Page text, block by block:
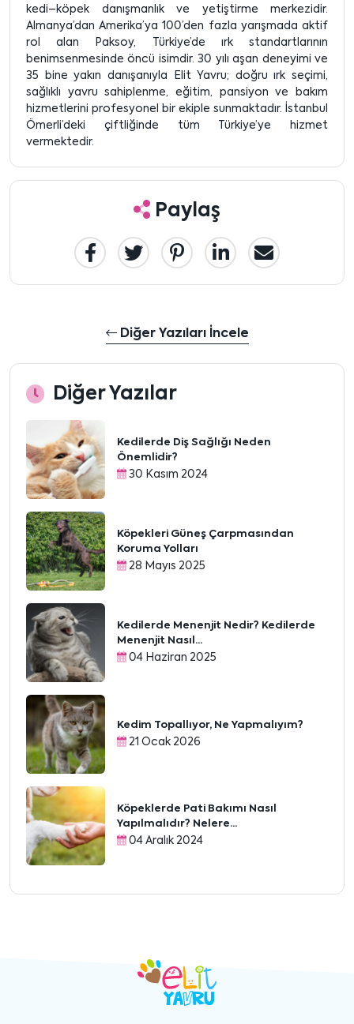
kedi–köpek danışmanlık ve yetiştirme merkezidir.
Almanya’dan Amerika’ya 100’den fazla yarışmada aktif
rol alan Paksoy, Türkiye’de ırk standartlarının
benimsenmesinde öncü isimdir. 30 yılı aşan deneyimi ve
35 bine yakın danışanıyla Elit Yavru; doğru ırk seçimi,
sağlıklı yavru sahiplenme, eğitim, pansiyon ve bakım
hizmetlerini profesyonel bir ekiple sunmaktadır. İstanbul
Ömerli’deki çiftliğinde tüm Türkiye’ye hizmet
vermektedir.
Paylaş
Diğer Yazıları İncele
Diğer Yazılar
Kedilerde Diş Sağlığı Neden
Önemlidir?
30 Kasım 2024
Köpekleri Güneş Çarpmasından
Koruma Yolları
28 Mayıs 2025
Kedilerde Menenjit Nedir? Kedilerde
Menenjit Nasıl...
04 Haziran 2025
Kedim Topallıyor, Ne Yapmalıyım?
21 Ocak 2026
Köpeklerde Pati Bakımı Nasıl
Yapılmalıdır? Nelere...
04 Aralık 2024